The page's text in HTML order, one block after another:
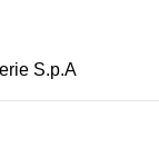
S.p.A